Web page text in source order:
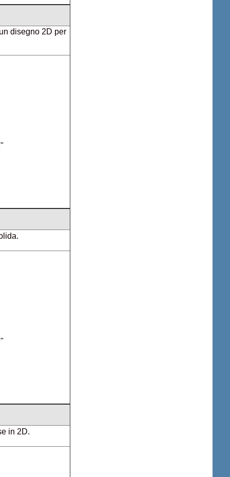
disegno 2D per
in 2D.